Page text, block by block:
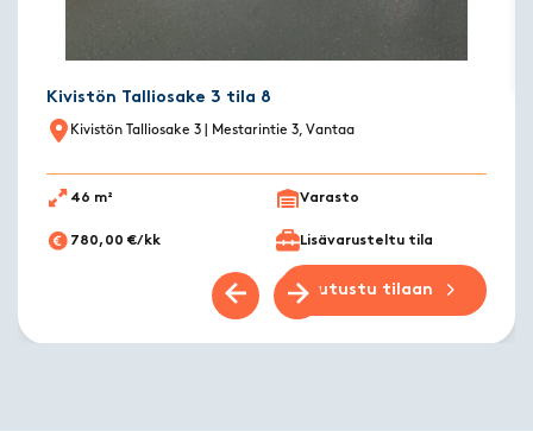
Kivistön Talliosake 3 tila 8
Kivistön Talliosake 3 | Mestarintie 3, Vantaa
46 m² Varasto
780,00 €/kk Lisävarusteltu tila
Tutustu tilaan
Previous slide
Next slide